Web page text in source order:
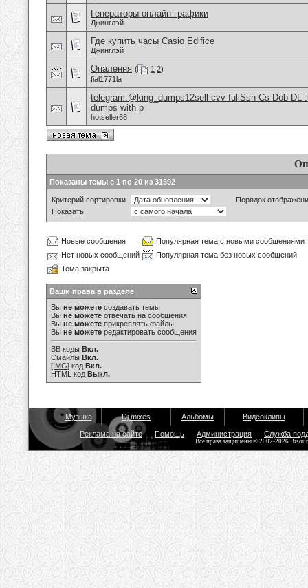
Генераторы онлайн графики
Джинглэй
Где купить часы Casio Edifice
Джинглэй
Опалення ( 1 2)
fial1771la
telegram:@king_dumps12sell cvv fullSsn Cs Dob DL
dumps with p
hotseller68
Показаны темы с 1 по 20 из 31592
Критерий сортировки
Порядок
Показать
Новые сообщения
Популярная тема с новыми сообщениями
Нет новых сообщений
Популярная тема без новых сообщений
Тема закрыта
Ваши права в разделе
Вы не можете создавать темы
Вы не можете отвечать на сообщения
Вы не можете прикреплять файлы
Вы не можете редактировать сообщения
BB коды Вкл.
Смайлы Вкл.
[IMG] код Вкл.
HTML код Выкл.
Музыка Dj mixes Альбомы Видеоклипы
Реклама на сайте Помощь Администрация Служба
Все права защищены © 2007-2026